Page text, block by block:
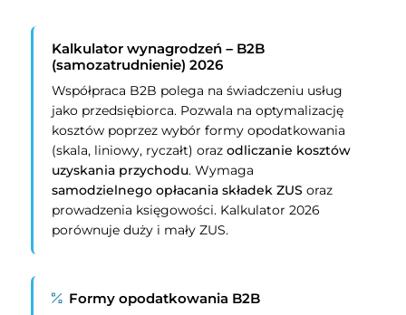
Kalkulator wynagrodzeń – B2B
(samozatrudnienie) 2026
Współpraca B2B polega na świadczeniu usług
jako przedsiębiorca. Pozwala na optymalizację
kosztów poprzez wybór formy opodatkowania
(skala, liniowy, ryczałt) orazodliczanie kosztów
uzyskania przychodu. Wymaga
samodzielnego opłacania składek ZUS oraz
prowadzenia księgowości. Kalkulator 2026
porównuje duży i mały ZUS.
Formy opodatkowania B2B